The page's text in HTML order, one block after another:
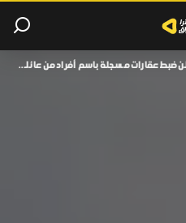
عقارات مسجلة باسم أفراد من عائلة صدام حسين.